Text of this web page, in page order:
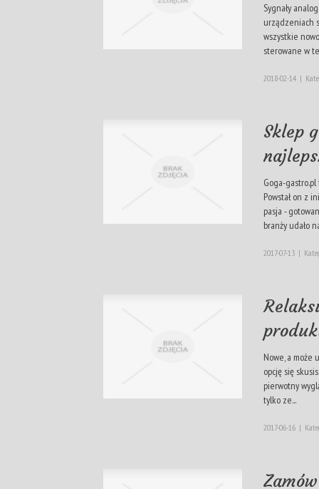
Sygnały
urządzeniach
wszystkie
sterowane w
2018-02-14 |
Sklep
Goga-
Powstał on z
pasja -
branży udało
2017-07-13 |
Nowe, a może
opcję się
pierwotny
tylko ze...
2017-06-16 |